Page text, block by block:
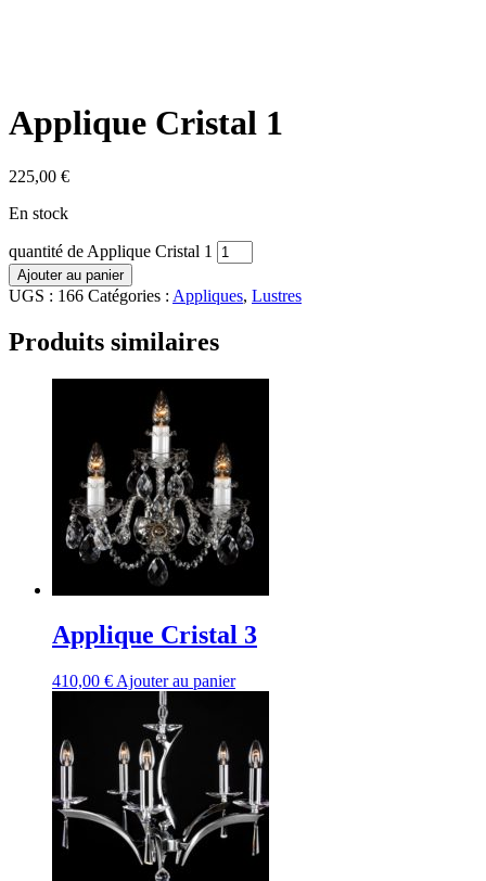
Applique Cristal 1
225,00 €
En stock
quantité de Applique Cristal 1
Ajouter au panier
UGS : 166 Catégories : Appliques, Lustres
Produits similaires
Applique Cristal 3
410,00 € Ajouter au panier